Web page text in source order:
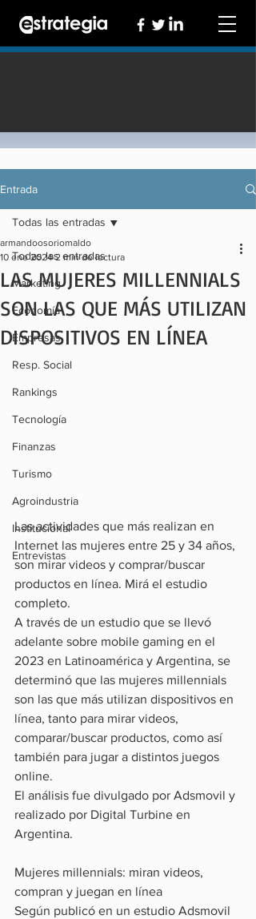
Entrada
Todas las entradas
Marketing
Economía
Empresas
Resp. Social
Rankings
Tecnología
Finanzas
Turismo
Agroindustria
Institucional
Entrevistas
Todas las entradas
LAS MUJERES MILLENNIALS
SON LAS QUE MÁS UTILIZAN
DISPOSITIVOS EN LÍNEA
armandoosoriomaldo
10 ene 2024 2 min de lectura
Las actividades que más realizan en
Internet las mujeres entre 25 y 34 años,
son mirar videos y comprar/buscar
productos en línea. Mirá el estudio
completo.
A través de un estudio que se llevó
adelante sobre mobile gaming en el
2023 en Latinoamérica y Argentina, se
determinó que las mujeres millennials
son las que más utilizan dispositivos en
línea, tanto para mirar videos,
comparar/buscar productos, como así
también para jugar a distintos juegos
online.
El análisis fue divulgado por Adsmovil y
realizado por Digital Turbine en
Argentina.
Mujeres millennials: miran videos,
compran y juegan en línea
Según publicó en un estudio Adsmovil